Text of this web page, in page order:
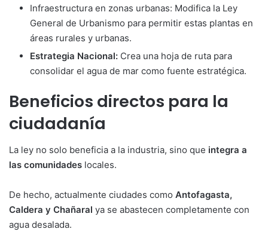
Infraestructura en zonas urbanas: Modifica la Ley
General de Urbanismo para permitir estas plantas en
áreas rurales y urbanas.
Estrategia Nacional: Crea una hoja de ruta para
consolidar el agua de mar como fuente estratégica.
Beneficios directos para la
ciudadanía
La ley no solo beneficia a la industria, sino que integra a
las comunidades locales.
De hecho, actualmente ciudades como Antofagasta,
Caldera y Chañaral ya se abastecen completamente con
agua desalada.